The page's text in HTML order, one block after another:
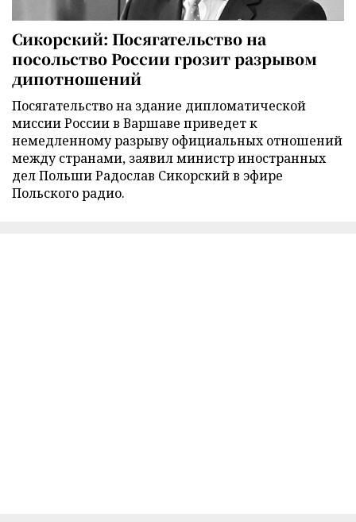
Сикорский: Посягательство на
посольство России грозит разрывом
дипотношений
Посягательство на здание дипломатической
миссии России в Варшаве приведет к
немедленному разрыву официальных отношений
между странами, заявил министр иностранных
дел Польши Радослав Сикорский в эфире
Польского радио.